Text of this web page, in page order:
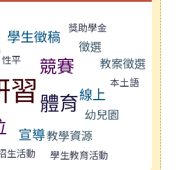
學生徵稿 獎助學金
徵選
性平 競賽 教案徵選
習體育線上
本土語
幼兒園
宣導教學資源
生活動 學生教育活動